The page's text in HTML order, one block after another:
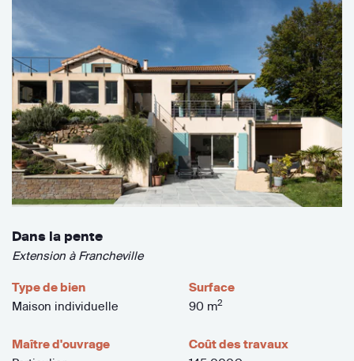
Dans la pente
Extension à Francheville
Type de bien
Maison individuelle
Surface
90 m2
Maître d'ouvrage
Coût des travaux